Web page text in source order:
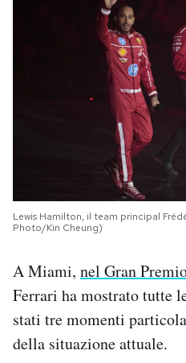
Lewis Hamilton, il team principal
Photo/Kin Cheung)
A Miami, nel Gran
Ferrari ha mostrato tutte
stati tre momenti
della situazione attuale.